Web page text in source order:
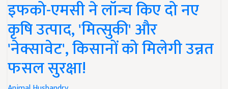
इफको-एमसी ने लॉन्च किए दो नए
कृषि उत्पाद, 'मित्सुकी' और
'नेक्सावेट', किसानों को मिलेगी उन्नत
फसल सुरक्षा!